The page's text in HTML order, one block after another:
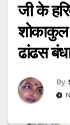
जी के
शोकाकुल
ढांढस
By